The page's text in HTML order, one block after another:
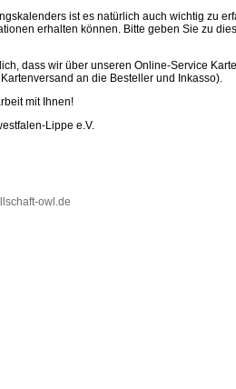
ist es natürlich auch wichtig zu
erhalten können. Bitte geben Sie zu
dass wir über unseren Online-Service
an die Besteller und Inkasso).
mit Ihnen!
Lippe e.V.
owl.de